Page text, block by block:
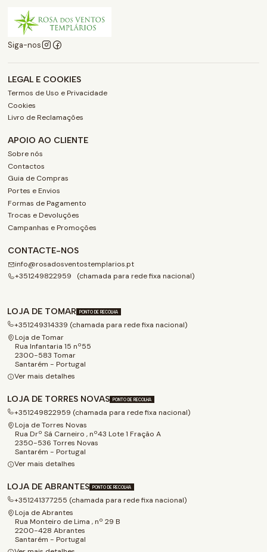
Siga-nos
LEGAL E COOKIES
Termos de Uso e Privacidade
Cookies
Livro de Reclamações
APOIO AO CLIENTE
Sobre nós
Contactos
Guia de Compras
Portes e Envios
Formas de Pagamento
Trocas e Devoluções
Campanhas e Promoções
CONTACTE-NOS
info@rosadosventostemplarios.pt
+351249822959 (chamada para rede fixa nacional)
LOJA DE TOMAR PONTO DE RECOLHA
+351249314339 (chamada para rede fixa nacional)
Loja de Tomar
Rua Infantaria 15 nº55
2300-583 Tomar
Santarém - Portugal
Ver mais detalhes
LOJA DE TORRES NOVAS PONTO DE RECOLHA
+351249822959 (chamada para rede fixa nacional)
Loja de Torres Novas
Rua Drº Sá Carneiro , nº43 Lote 1 Fração A
2350-536 Torres Novas
Santarém - Portugal
Ver mais detalhes
LOJA DE ABRANTES PONTO DE RECOLHA
+351241377255 (chamada para rede fixa nacional)
Loja de Abrantes
Rua Monteiro de Lima , nº 29 B
2200-428 Abrantes
Santarém - Portugal